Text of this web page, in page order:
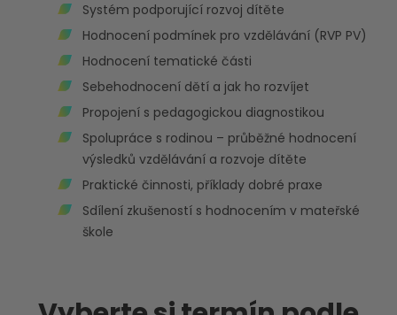
Systém podporující rozvoj dítěte
Hodnocení podmínek pro vzdělávání (RVP PV)
Hodnocení tematické části
Sebehodnocení dětí a jak ho rozvíjet
Propojení s pedagogickou diagnostikou
Spolupráce s rodinou – průběžné hodnocení
výsledků vzdělávání a rozvoje dítěte
Praktické činnosti, příklady dobré praxe
Sdílení zkušeností s hodnocením v mateřské
škole